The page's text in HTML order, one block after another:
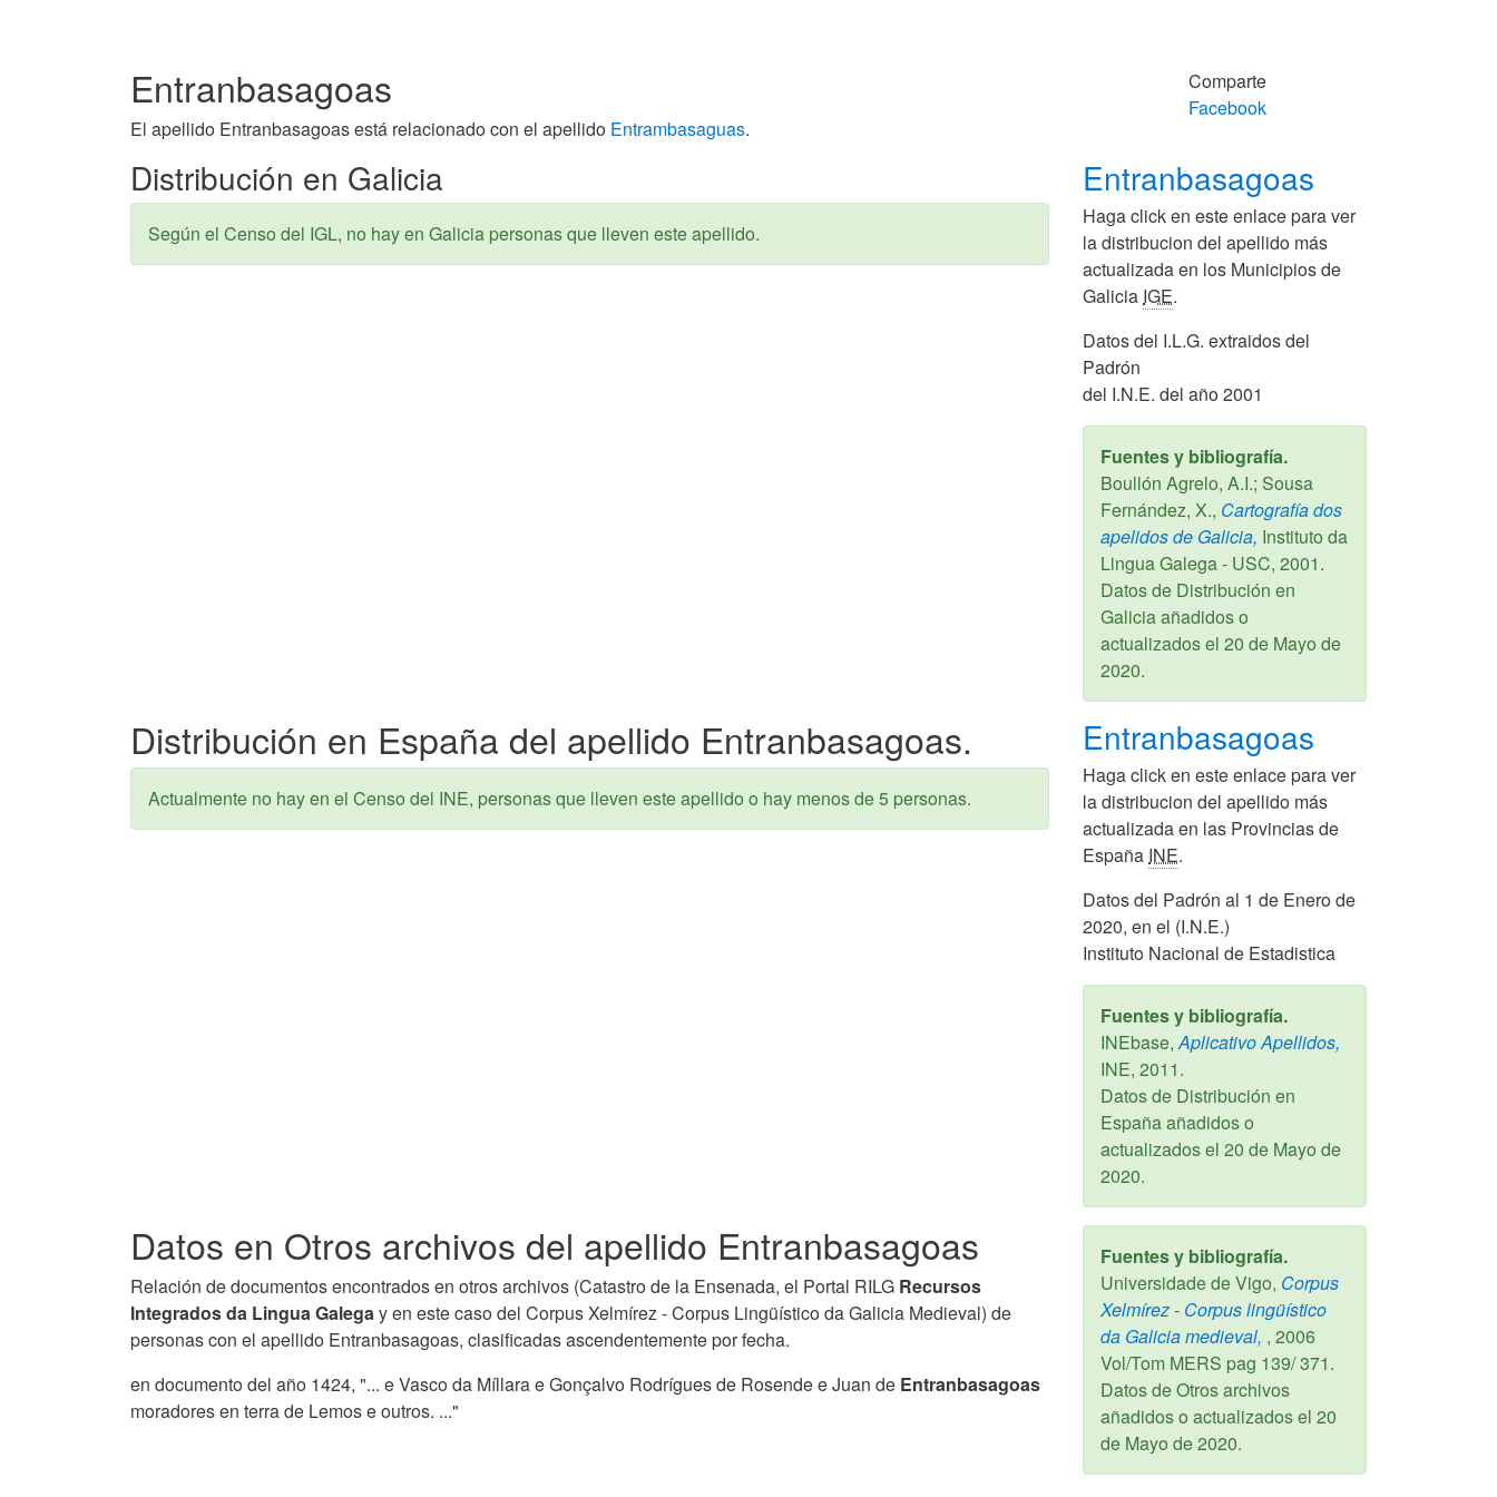
Entranbasagoas
El apellido Entranbasagoas está relacionado con el apellido Entrambasaguas.
Comparte
Facebook
Distribución en Galicia
Según el Censo del IGL, no hay en Galicia personas que lleven este apellido.
Entranbasagoas
Haga click en este enlace para ver
la distribucion del apellido más
actualizada en los Municipios de
Galicia IGE.
Datos del I.L.G. extraidos del
Padrón
del I.N.E. del año 2001
Fuentes y bibliografía.
Boullón Agrelo, A.I.; Sousa
Fernández, X., Cartografía dos
apelidos de Galicia, Instituto da
Lingua Galega - USC, 2001.
Datos de Distribución en
Galicia añadidos o
actualizados el 20 de Mayo de
2020.
Distribución en España del apellido Entranbasagoas.
Actualmente no hay en el Censo del INE, personas que lleven este apellido o hay menos de 5 personas.
Entranbasagoas
Haga click en este enlace para ver
la distribucion del apellido más
actualizada en las Provincias de
España INE.
Datos del Padrón al 1 de Enero de
2020, en el (I.N.E.)
Instituto Nacional de Estadistica
Fuentes y bibliografía.
INEbase, Aplicativo Apellidos,
INE, 2011.
Datos de Distribución en
España añadidos o
actualizados el 20 de Mayo de
2020.
Datos en Otros archivos del apellido Entranbasagoas
Relación de documentos encontrados en otros archivos (Catastro de la Ensenada, el Portal RILG Recursos
Integrados da Lingua Galega y en este caso del Corpus Xelmírez - Corpus Lingüístico da Galicia Medieval) de
personas con el apellido Entranbasagoas, clasificadas ascendentemente por fecha.
en documento del año 1424, "... e Vasco da Míllara e Gonçalvo Rodrígues de Rosende e Juan de Entranbasagoas
moradores en terra de Lemos e outros. ..."
Fuentes y bibliografía.
Universidade de Vigo, Corpus
Xelmírez - Corpus lingüístico
da Galicia medieval, , 2006
Vol/Tom MERS pag 139/ 371.
Datos de Otros archivos
añadidos o actualizados el 20
de Mayo de 2020.